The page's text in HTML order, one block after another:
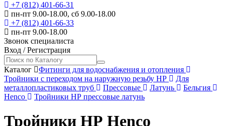
+7 (812) 401-66-31
пн-пт 9.00-18.00, сб 9.00-18.00
+7 (812) 401-66-33
пн-пт 9.00-18.00
Звонок специалиста
Вход /Регистрация
Каталог
Фитинги для водоснабжения и отопления
Тройники с переходом на наружную резьбу НР
Для
металлопластиковых труб
Прессовые Латунь
Бельгия
Henco
Тройники НР прессовые латунь
Тройники НР Henco